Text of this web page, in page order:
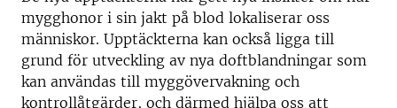
mygghonor i sin jakt på blod lokaliserar oss
människor. Upptäckterna kan också ligga till
grund för utveckling av nya doftblandningar som
kan användas till myggövervakning och
kontrollåtgärder, och därmed hjälpa oss att